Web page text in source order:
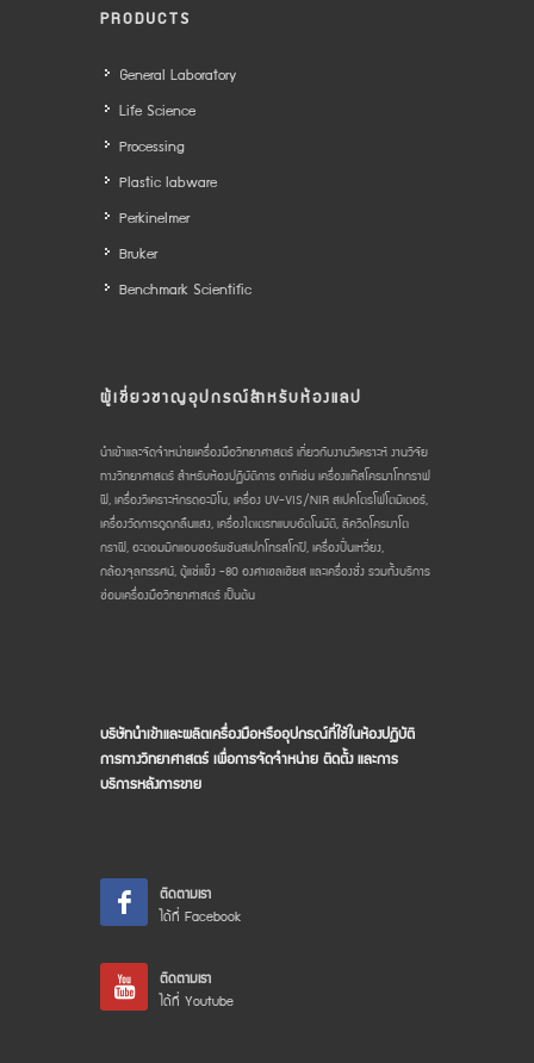
PRODUCTS
General Laboratory
Life Science
Processing
Plastic labware
Perkinelmer
Bruker
Benchmark Scientific
ผู้เชี่ยวชาญอุปกรณ์สำหรับห้องแลป
นำเข้าและจัดจำหน่ายเครื่องมือวิทยาศาสตร์ เกี่ยวกับงานวิเคราะห์ งานวิจัย
ทางวิทยาศาสตร์ สำหรับห้องปฏิบัติการ อาทิเช่น เครื่องแก๊สโครมาโทกราฟ
ฟี, เครื่องวิเคราะห์กรดอะมิโน, เครื่อง UV-VIS/NIR สเปคโตรโฟโตมิเตอร์,
เครื่องวัดการดูดกลืนแสง, เครื่องไตเตรทแบบอัตโนมัติ, ลิควิดโครมาโต
กราฟี, อะตอมมิกแอบซอร์พชันสเปกโทรสโกปี, เครื่องปั่นเหวี่ยง,
กล้องจุลทรรศน์, ตู้แช่แข็ง -80 องศาเซลเซียส และเครื่องชั่ง รวมทั้งบริการ
ซ่อมเครื่องมือวิทยาศาสตร์ เป็นต้น
บริษัทนำเข้าและผลิตเครื่องมือหรืออุปกรณ์ที่ใช้ในห้องปฏิบัติ
การทางวิทยาศาสตร์ เพื่อการจัดจำหน่าย ติดตั้ง และการ
บริการหลังการขาย
ติดตามเรา
ได้ที่ Facebook
ติดตามเรา
ได้ที่ Youtube